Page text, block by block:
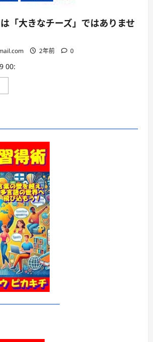
「大きなチーズ」ではありませ
2年前 0
00:
big
な
ー
ズ」
で
は
あ
り
ま
せ
ん
に
つ
い
て
さ
ら
に
読
む